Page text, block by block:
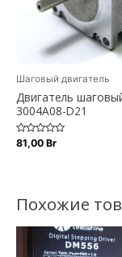
Шаговый двигатель
Двигатель
3004A08-D21
Оценка
81,00 Br
Похожие